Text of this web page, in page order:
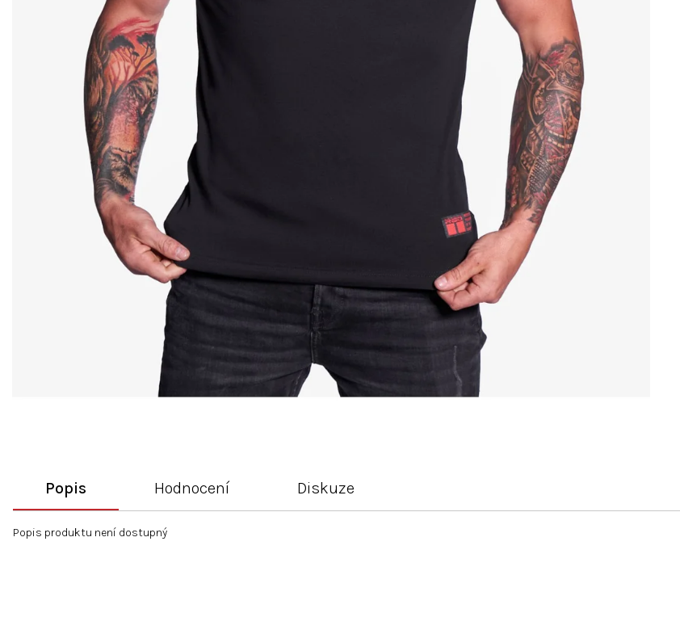
Popis Hodnocení Diskuze
Popis produktu není dostupný